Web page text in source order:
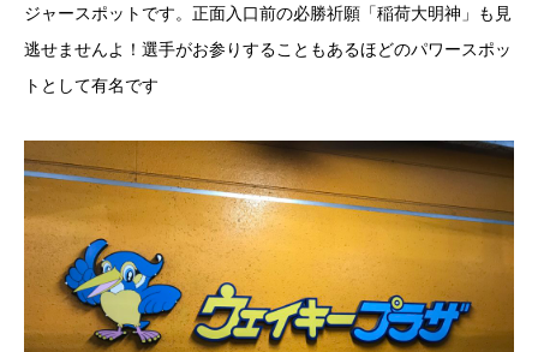
ジャースポットです。正面入口前の必勝祈願「稲荷大明神」も見
逃せませんよ！選手がお参りすることもあるほどのパワースポッ
トとして有名です